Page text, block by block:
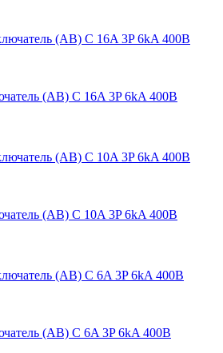
(АВ) C 16A 3P 6kA 400В
(АВ) C 10A 3P 6kA 400В
(АВ) C 6A 3P 6kA 400В